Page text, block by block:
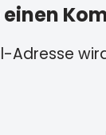
einen
Adresse